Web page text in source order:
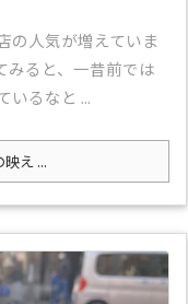
の人気が増えていま
ると、一昔前では
いるなと ...
え ...